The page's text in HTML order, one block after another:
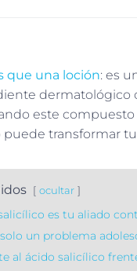
que una loción: es
dermatológico
este
puede transformar
ocultar
es tu aliado
solo un problema
al ácido salicílico